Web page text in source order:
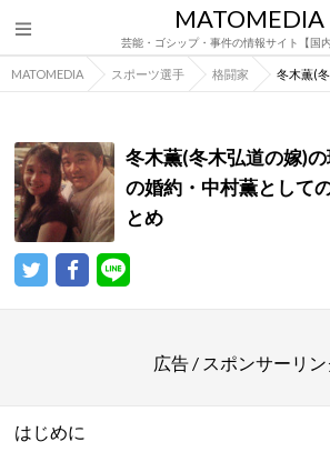
MATOMEDIA
芸能・ゴシップ・事件の情報サイト【国内
MATOMEDIA スポーツ選手 格闘家 冬木薫(
冬木薫(冬木弘道の嫁)
の婚約・中村薫として
とめ
広告 / スポンサーリン
はじめに